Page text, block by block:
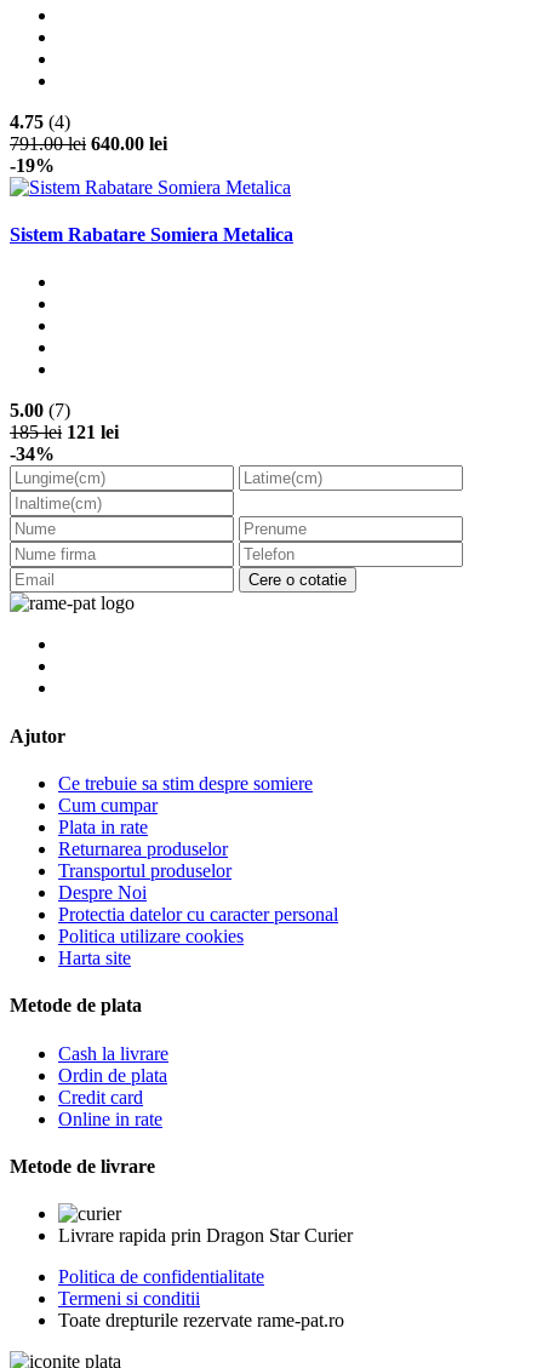
4.75 (4)
791.00 lei 640.00 lei
-19%
Sistem Rabatare Somiera Metalica
5.00 (7)
185 lei 121 lei
-34%
Cere o cotatie
Ajutor
Ce trebuie sa stim despre somiere
Cum cumpar
Plata in rate
Returnarea produselor
Transportul produselor
Despre Noi
Protectia datelor cu caracter personal
Politica utilizare cookies
Harta site
Metode de plata
Cash la livrare
Ordin de plata
Credit card
Online in rate
Metode de livrare
Livrare rapida prin Dragon Star Curier
Politica de confidentialitate
Termeni si conditii
Toate drepturile rezervate rame-pat.ro